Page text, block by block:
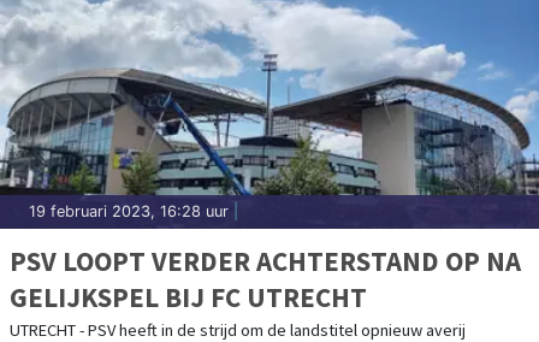
19 februari 2023, 16:28 uur
PSV LOOPT VERDER ACHTERSTAND OP NA
GELIJKSPEL BIJ FC UTRECHT
UTRECHT - PSV heeft in de strijd om de landstitel opnieuw averij